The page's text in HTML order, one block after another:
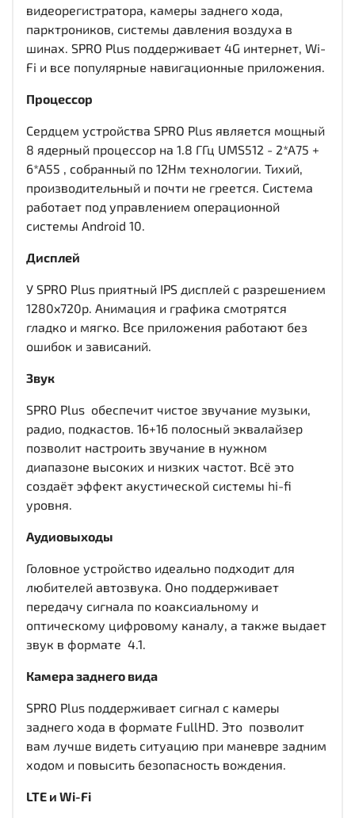
видеорегистратора, камеры заднего хода,
парктроников, системы давления воздуха в
шинах. SPRO Plus поддерживает 4G интернет, Wi-
Fi и все популярные навигационные приложения.
Процессор
Сердцем устройства SPRO Plus является мощный
8 ядерный процессор на 1.8 ГГц UMS512 - 2*A75 +
6*A55 , собранный по 12Нм технологии. Тихий,
производительный и почти не греется. Система
работает под управлением операционной
системы Android 10.
Дисплей
У SPRO Plus приятный IPS дисплей c разрешением
1280x720р. Анимация и графика смотрятся
гладко и мягко. Все приложения работают без
ошибок и зависаний.
Звук
SPRO Plus обеспечит чистое звучание музыки,
радио, подкастов. 16+16 полосный эквалайзер
позволит настроить звучание в нужном
диапазоне высоких и низких частот. Всё это
создаёт эффект акустической системы hi-fi
уровня.
Аудиовыходы
Головное устройство идеально подходит для
любителей автозвука. Оно поддерживает
передачу сигнала по коаксиальному и
оптическому цифровому каналу, а также выдает
звук в формате 4.1.
Камера заднего вида
SPRO Plus поддерживает сигнал с камеры
заднего хода в формате FullHD. Это позволит
вам лучше видеть ситуацию при маневре задним
ходом и повысить безопасность вождения.
LTE и Wi-Fi